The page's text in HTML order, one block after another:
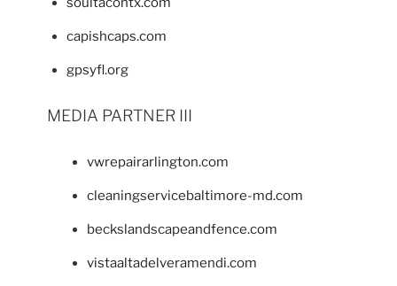
capishcaps.com
gpsyfl.org
MEDIA PARTNER III
vwrepairarlington.com
cleaningservicebaltimore-md.com
beckslandscapeandfence.com
vistaaltadelveramendi.com